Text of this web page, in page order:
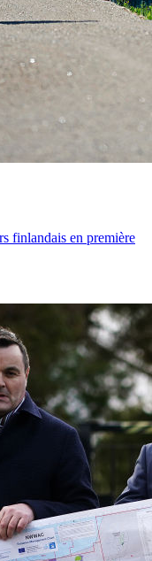
finlandais en première